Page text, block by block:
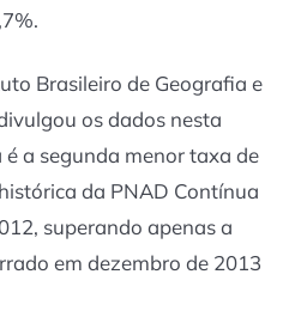
Brasileiro de Geografia e
os dados nesta
a segunda menor taxa de
da PNAD Contínua
superando apenas a
em dezembro de 2013